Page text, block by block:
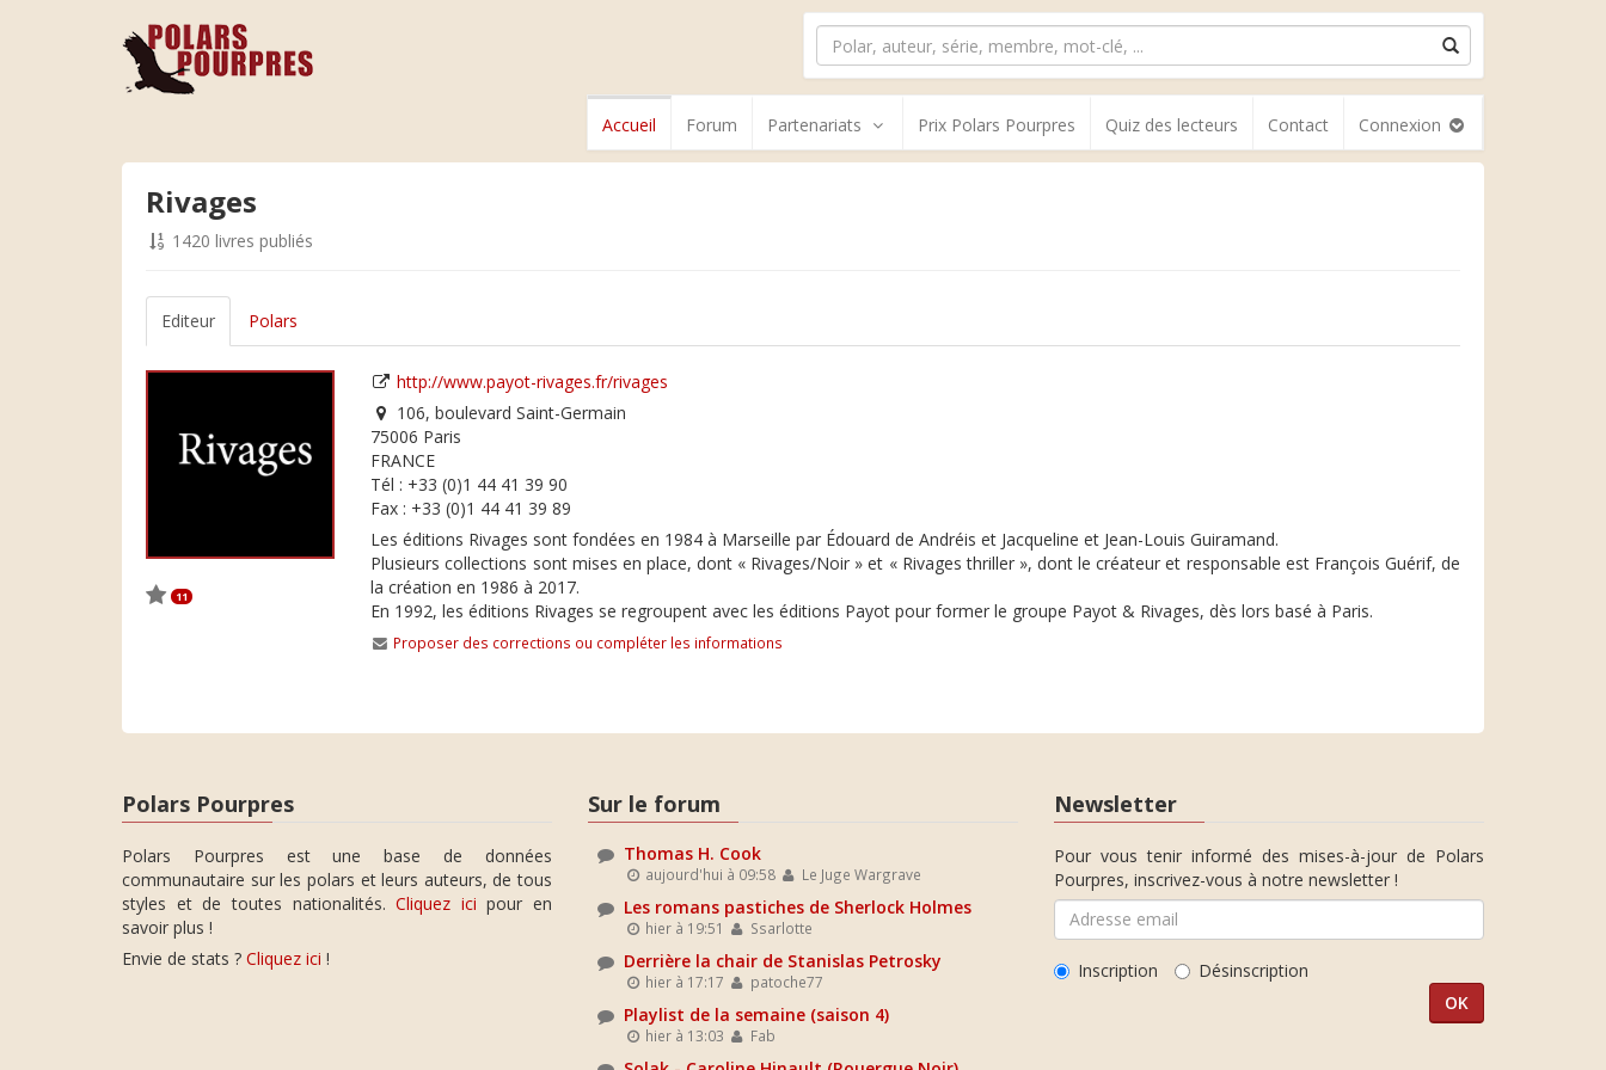
Accueil Forum Partenariats Prix Polars Pourpres Quiz des lecteurs Contact Connexion
Rivages
1420 livres publiés
Editeur Polars
11
http://www.payot-rivages.fr/rivages
106, boulevard Saint-Germain
75006 Paris
FRANCE
Tél : +33 (0)1 44 41 39 90
Fax : +33 (0)1 44 41 39 89
Les éditions Rivages sont fondées en 1984 à Marseille par Édouard de Andréis et Jacqueline et Jean-Louis Guiramand.
Plusieurs collections sont mises en place, dont « Rivages/Noir » et « Rivages thriller », dont le créateur et responsable est François Guérif, de
la création en 1986 à 2017.
En 1992, les éditions Rivages se regroupent avec les éditions Payot pour former le groupe Payot & Rivages, dès lors basé à Paris.
Proposer des corrections ou compléter les informations
Polars Pourpres
Polars Pourpres est une base de données
communautaire sur les polars et leurs auteurs, de tous
styles et de toutes nationalités.Cliquez ici pour en
savoir plus !
Envie de stats ? Cliquez ici !
Sur le forum
Thomas H. Cook
aujourd'hui à 09:58 Le Juge Wargrave
Les romans pastiches de Sherlock Holmes
hier à 19:51 Ssarlotte
Derrière la chair de Stanislas Petrosky
hier à 17:17 patoche77
Playlist de la semaine (saison 4)
hier à 13:03 Fab
Newsletter
Pour vous tenir informé des mises-à-jour de Polars
Pourpres, inscrivez-vous à notre newsletter !
Inscription Désinscription